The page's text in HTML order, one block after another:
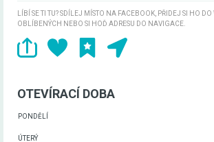
LÍBÍ SE TI TU? SDÍLEJ MÍSTO NA FACEBOOK, PŘIDEJ SI HO DO
OBLÍBENÝCH NEBO SI HOĎ ADRESU DO NAVIGACE.
OTEVÍRACÍ DOBA
PONDĚLÍ
ÚTERÝ